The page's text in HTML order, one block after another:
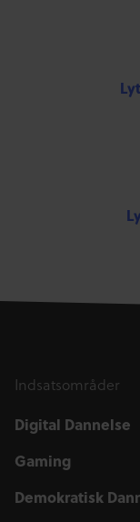
Indsatsområder
Digital Dannelse
Gaming
Demokratisk